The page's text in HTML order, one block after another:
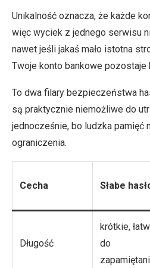
Unikalność oznacza, że każde
więc wyciek z jednego serwisu
nawet jeśli jakaś mało istotna
Twoje konto bankowe pozostaje
To dwa filary bezpieczeństwa
są praktycznie niemożliwe do
jednocześnie, bo ludzka pamięć
ograniczenia.
Cecha Słabe
Długość
krótkie,
do